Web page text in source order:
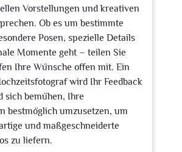
Vorstellungen und kreativen
Ob es um bestimmte
Posen, spezielle Details
Momente geht – teilen Sie
Ihre Wünsche offen mit. Ein
wird Ihr Feedback
sich bemühen, Ihre
bestmöglich umzusetzen, um
und maßgeschneiderte
zu liefern.